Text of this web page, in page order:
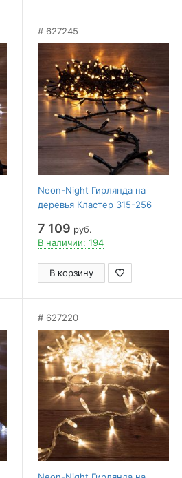
627245
Neon-Night Гирлянда на
деревья Кластер 315-256
7 109 руб.
В наличии: 194
В корзину
627220